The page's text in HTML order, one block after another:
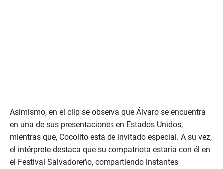
Asimismo, en el clip se observa que Álvaro se encuentra
en una de sus presentaciones en Estados Unidos,
mientras que, Cocolito está de invitado especial. A su vez,
el intérprete destaca que su compatriota estaría con él en
el Festival Salvadoreño, compartiendo instantes